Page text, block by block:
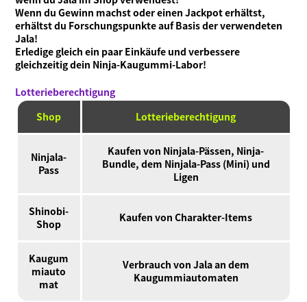
Wenn du Gewinn machst oder einen Jackpot erhältst,
erhältst du Forschungspunkte auf Basis der verwendeten
Jala!
Erledige gleich ein paar Einkäufe und verbessere
gleichzeitig dein Ninja-Kaugummi-Labor!
Lotterieberechtigung
Shop
Lotterieberechtigung
Ninjala-
Pass
Kaufen von Ninjala-Pässen, Ninja-
Bundle, dem Ninjala-Pass (Mini) und
Ligen
Shinobi-
Shop
Kaufen von Charakter-Items
Kaugum
miauto
mat
Verbrauch von Jala an dem
Kaugummiautomaten